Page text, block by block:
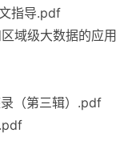
指导.pdf
域级大数据的应用
（第三辑）.pdf